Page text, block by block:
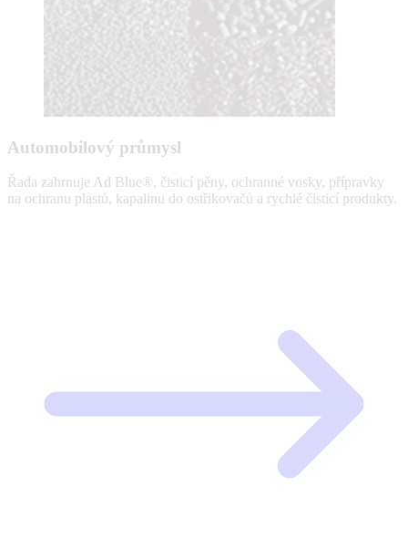
Automobilový průmysl
Řada zahrnuje Ad Blue®, čisticí pěny, ochranné vosky, přípravky
na ochranu plastů, kapalinu do ostřikovačů a rychlé čisticí produkty.